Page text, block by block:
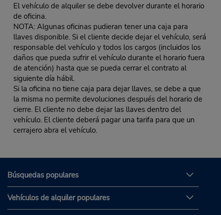
El vehículo de alquiler se debe devolver durante el horario
de oficina.
NOTA: Algunas oficinas pudieran tener una caja para
llaves disponible. Si el cliente decide dejar el vehículo, será
responsable del vehículo y todos los cargos (incluidos los
daños que pueda sufrir el vehículo durante el horario fuera
de atención) hasta que se pueda cerrar el contrato al
siguiente día hábil.
Si la oficina no tiene caja para dejar llaves, se debe a que
la misma no permite devoluciones después del horario de
cierre. El cliente no debe dejar las llaves dentro del
vehículo. El cliente deberá pagar una tarifa para que un
cerrajero abra el vehículo.
Búsquedas populares
Vehículos de alquiler populares